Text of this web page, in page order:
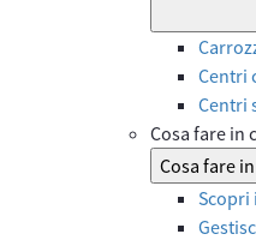
Centri
Centri
Cosa fare in
Cosa fare
Scopri